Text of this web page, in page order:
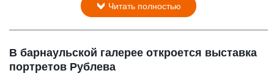
Читать полностью
В барнаульской галерее откроется выставка
портретов Рублева